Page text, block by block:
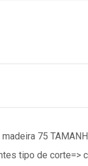
75
tipo de corte=>